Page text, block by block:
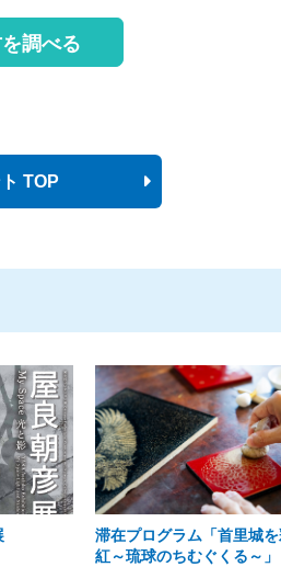
調べる
TOP
滞在プログラム「首里城
紅～琉球のちむぐくる～」